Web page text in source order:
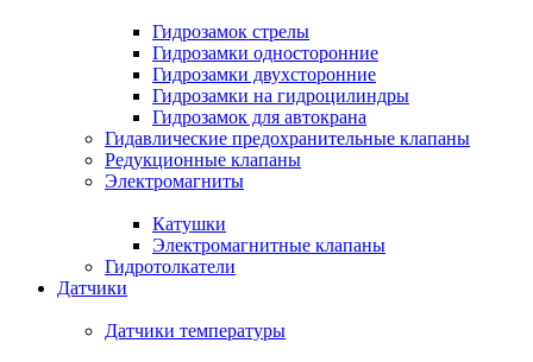
Гидрозамок стрелы
Гидрозамки односторонние
Гидрозамки двухсторонние
Гидрозамки на гидроцилиндры
Гидрозамок для автокрана
Гидавлические предохранительные клапаны
Редукционные клапаны
Электромагниты
Катушки
Электромагнитные клапаны
Гидротолкатели
Датчики
Датчики температуры